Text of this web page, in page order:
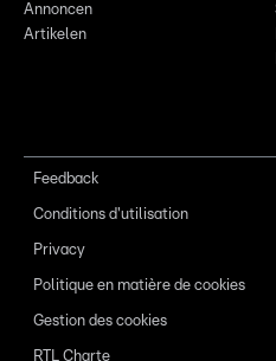
Annoncen
Artikelen
Feedback
Conditions d'utilisation
Privacy
Politique en matière de cookies
Gestion des cookies
RTL Charte